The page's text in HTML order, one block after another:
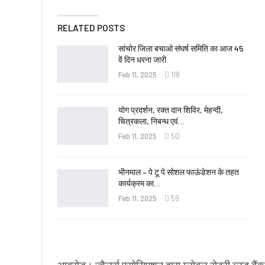
RELATED POSTS
सांचोर जिला बचाओ संघर्ष समिति का आज 45
वें दिन धरना जारी
Feb 11, 2025 118
योग प्रदर्शन, रक्त दान शिविर, मेहन्दी,
चित्रकला, निबन्ध एवं…
Feb 11, 2025 50
भीनमाल – पे टू पे सोशल फाऊंडेशन के तहत
कार्यक्रम का…
Feb 11, 2025 59